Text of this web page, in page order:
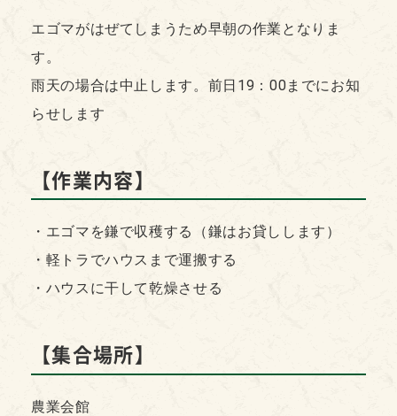
エゴマがはぜてしまうため早朝の作業となりま
す。
雨天の場合は中止します。前日19：00までにお知
らせします
【作業内容】
・エゴマを鎌で収穫する（鎌はお貸しします）
・軽トラでハウスまで運搬する
・ハウスに干して乾燥させる
【集合場所】
農業会館